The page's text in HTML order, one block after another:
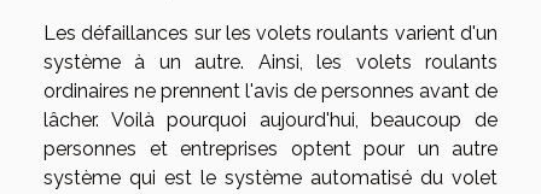
Les défaillances sur les volets roulants varient d'un
système à un autre. Ainsi, les volets roulants
ordinaires ne prennent l'avis de personnes avant de
lâcher. Voilà pourquoi aujourd'hui, beaucoup de
personnes et entreprises optent pour un autre
système qui est le système automatisé du volet